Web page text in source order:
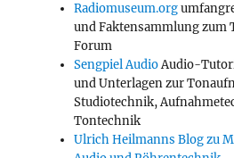
Radiomuseum.org
und Faktensammlung zum
Forum
Sengpiel AudioAudio-
und Unterlagen zur
Studiotechnik,
Tontechnik
Ulrich Heilmanns Blog zu